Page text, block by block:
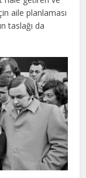
aile planlaması
taslağı da